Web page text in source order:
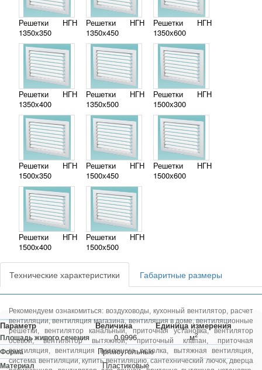
Решетки НГН
1350х350
Решетки НГН
1350х400
Решетки НГН
1350х450
Решетки НГН
1350х500
Решетки НГН
1350х600
Решетки НГН
1500х300
Решетки НГН
1500х350
Решетки НГН
1500х400
Решетки НГН
1500х450
Решетки НГН
1500х500
Решетки НГН
1500х600
Технические характеристики Габаритные размеры
Параметр Величина Единица измерения
Площадь живого сечения 0.0996 м2
Форма Прямоугольные
Материал Пластиковые
Рекомендуем ознакомиться: воздуховоды, кухонный вентилятор, расчет
вентиляции,вентиляция магазина,вентиляция в доме,вентиляционные
решетки,вентилятор канальный,приточная установка,вентилятор
осевой,вентилятор вытяжной,приточный клапан,приточная
вентиляция,вентиляция натяжного потолка, вытяжная вентиляция,
система вентиляции,купить вентиляцию,сантехнический лючок,дверца